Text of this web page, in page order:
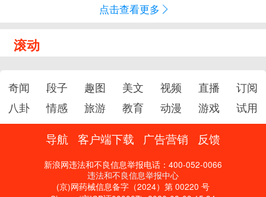
点击查看更多
滚动
奇闻 段子 趣图 美文 视频 直播
订阅
八卦
情感 旅游 教育 动漫 游戏 试用
导航 客户端下载 广告营销 反馈
新浪网违法和不良信息举报电话：400-052-0066
违法和不良信息举报中心
(京)网药械信息备字（2024）第 00220 号